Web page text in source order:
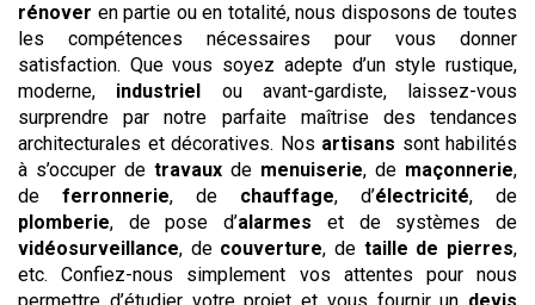
rénover en partie ou en totalité, nous disposons de toutes
les compétences nécessaires pour vous donner
satisfaction. Que vous soyez adepte d’un style rustique,
moderne, industriel
ou avant-gardiste, laissez-vous
surprendre par notre parfaite maîtrise des tendances
architecturales et décoratives. Nos artisans sont habilités
à s’occuper de travaux de menuiserie, de maçonnerie,
de ferronnerie, de chauffage, d’électricité, de
plomberie, de pose d’alarmes et de systèmes de
vidéosurveillance, de couverture, de taille de pierres,
etc. Confiez-nous simplement vos attentes pour nous